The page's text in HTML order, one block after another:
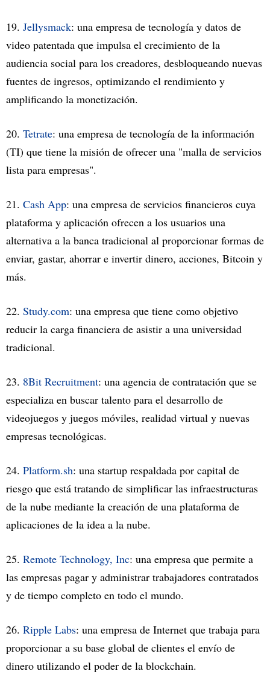
19. Jellysmack: una empresa de tecnología y datos de
video patentada que impulsa el crecimiento de la
audiencia social para los creadores, desbloqueando nuevas
fuentes de ingresos, optimizando el rendimiento y
amplificando la monetización.
20. Tetrate: una empresa de tecnología de la información
(TI) que tiene la misión de ofrecer una "malla de servicios
lista para empresas".
21. Cash App: una empresa de servicios financieros cuya
plataforma y aplicación ofrecen a los usuarios una
alternativa a la banca tradicional al proporcionar formas de
enviar, gastar, ahorrar e invertir dinero, acciones, Bitcoin y
más.
22. Study.com: una empresa que tiene como objetivo
reducir la carga financiera de asistir a una universidad
tradicional.
23. 8Bit Recruitment: una agencia de contratación que se
especializa en buscar talento para el desarrollo de
videojuegos y juegos móviles, realidad virtual y nuevas
empresas tecnológicas.
24. Platform.sh: una startup respaldada por capital de
riesgo que está tratando de simplificar las infraestructuras
de la nube mediante la creación de una plataforma de
aplicaciones de la idea a la nube.
25. Remote Technology, Inc: una empresa que permite a
las empresas pagar y administrar trabajadores contratados
y de tiempo completo en todo el mundo.
26. Ripple Labs: una empresa de Internet que trabaja para
proporcionar a su base global de clientes el envío de
dinero utilizando el poder de la blockchain.